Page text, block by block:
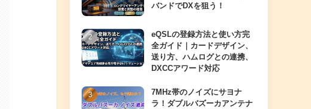
バンドでDXを狙う！
eQSLの登録方法と使い方完
全ガイド｜カードデザイン、
送り方、ハムログとの連携、
DXCCアワード対応
7MHz帯のノイズにサヨナ
ラ！ダブルバズーカアンテナ